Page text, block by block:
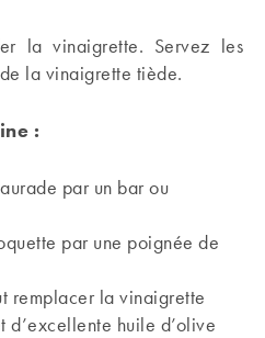
la vinaigrette. Servez les
la vinaigrette tiède.
:
par un bar ou
par une poignée de
remplacer la vinaigrette
huile d’olive